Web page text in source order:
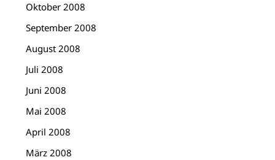
Oktober 2008
September 2008
August 2008
Juli 2008
Juni 2008
Mai 2008
April 2008
März 2008